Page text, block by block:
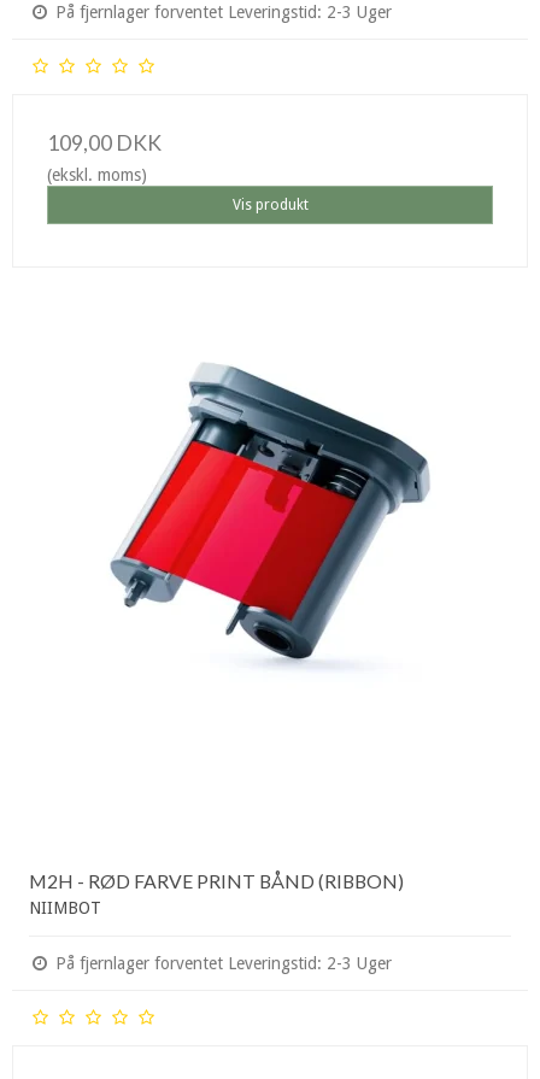
På fjernlager forventet Leveringstid: 2-3 Uger
109,00 DKK
(ekskl. moms)
Vis produkt
M2H - RØD FARVE PRINT BÅND (RIBBON)
NIIMBOT
På fjernlager forventet Leveringstid: 2-3 Uger